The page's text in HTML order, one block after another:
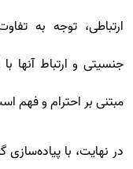
ارتباطی، توجه به
جنسیتی و ارتباط آنها
مبتنی بر احترام و فهم
در نهایت، با